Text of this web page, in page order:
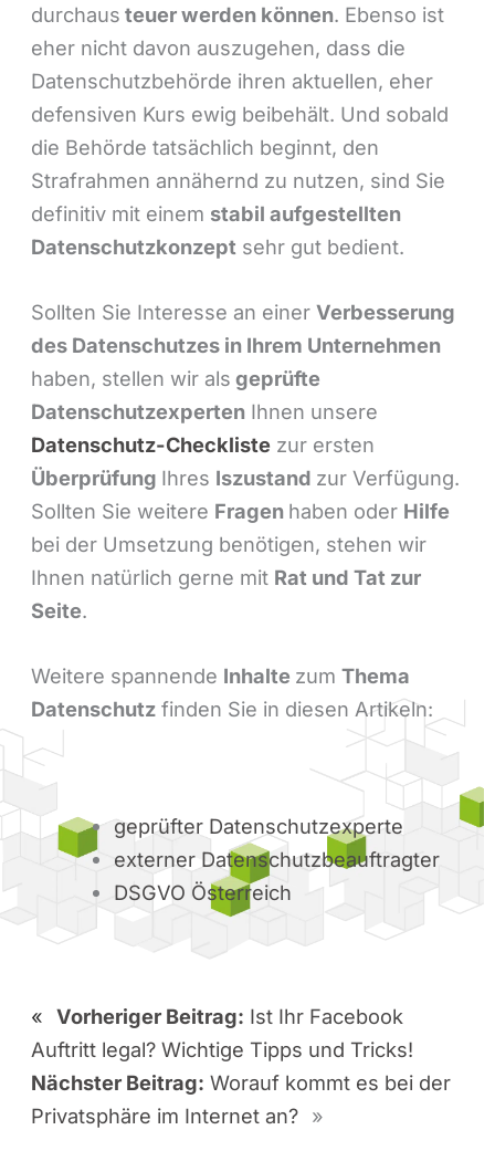
durchaus teuer werden können. Ebenso ist
eher nicht davon auszugehen, dass die
Datenschutzbehörde ihren aktuellen, eher
defensiven Kurs ewig beibehält. Und sobald
die Behörde tatsächlich beginnt, den
Strafrahmen annähernd zu nutzen, sind Sie
definitiv mit einem stabil aufgestellten
Datenschutzkonzept sehr gut bedient.
Sollten Sie Interesse an einerVerbesserung
des Datenschutzes in Ihrem Unternehmen
haben, stellen wir als geprüfte
Datenschutzexperten Ihnen unsere
Datenschutz-Checkliste zur ersten
Überprüfung Ihres Iszustand zur Verfügung.
Sollten Sie weitere Fragen haben oder Hilfe
bei der Umsetzung benötigen, stehen wir
Ihnen natürlich gerne mit Rat und Tat zur
Seite.
Weitere spannende Inhalte zumThema
Datenschutz finden Sie in diesen Artikeln:
geprüfter Datenschutzexperte
externer Datenschutzbeauftragter
DSGVO Österreich
« Vorheriger Beitrag: Ist Ihr Facebook
Auftritt legal? Wichtige Tipps und Tricks!
Nächster Beitrag: Worauf kommt es bei der
Privatsphäre im Internet an? »